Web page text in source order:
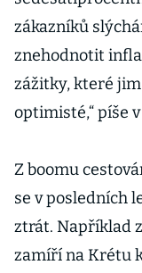
zákazníků
znehodnotit
zážitky, které
optimisté,“ píše
Z boomu
se v posledních
ztrát. Například
zamíří na Krétu